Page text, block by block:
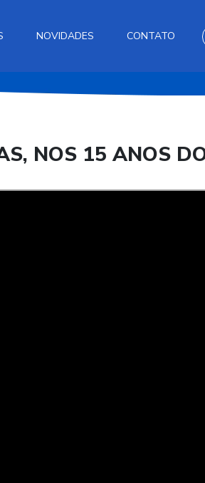
NOVIDADES CONTATO
NOS 15 ANOS